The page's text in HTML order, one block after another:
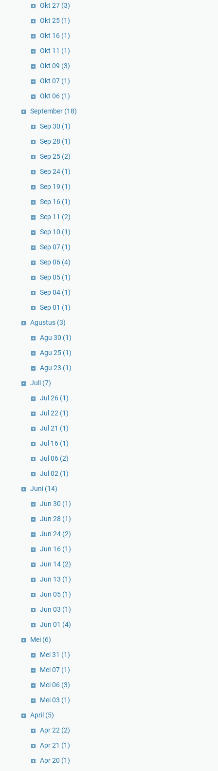
Okt 27 (3)
Okt 25 (1)
Okt 16 (1)
Okt 11 (1)
Okt 09 (3)
Okt 07 (1)
Okt 06 (1)
September (18)
Sep 30 (1)
Sep 28 (1)
Sep 25 (2)
Sep 24 (1)
Sep 19 (1)
Sep 16 (1)
Sep 11 (2)
Sep 10 (1)
Sep 07 (1)
Sep 06 (4)
Sep 05 (1)
Sep 04 (1)
Sep 01 (1)
Agustus (3)
Agu 30 (1)
Agu 25 (1)
Agu 23 (1)
Juli (7)
Jul 26 (1)
Jul 22 (1)
Jul 21 (1)
Jul 16 (1)
Jul 06 (2)
Jul 02 (1)
Juni (14)
Jun 30 (1)
Jun 28 (1)
Jun 24 (2)
Jun 16 (1)
Jun 14 (2)
Jun 13 (1)
Jun 05 (1)
Jun 03 (1)
Jun 01 (4)
Mei (6)
Mei 31 (1)
Mei 07 (1)
Mei 06 (3)
Mei 03 (1)
April (5)
Apr 22 (2)
Apr 21 (1)
Apr 20 (1)